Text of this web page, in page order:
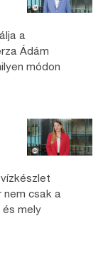
a
Ádám
módon
nem csak a
és mely